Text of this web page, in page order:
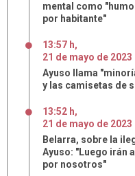
mental como
por habitante"
13:57 h,
21 de mayo de 2023
Ayuso llama
y las camisetas de
13:52 h,
21 de mayo de 2023
Belarra, sobre la
Ayuso: "Luego irán
por nosotros"